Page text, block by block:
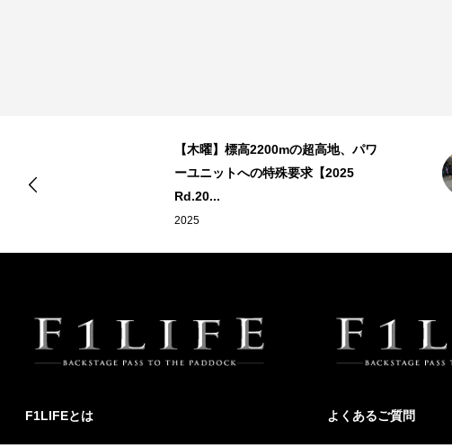
【木曜】標高2200mの超高地、パワ
ーユニットへの特殊要求【2025
Rd.20...
2025
F1LIFEとは よくあるご質問